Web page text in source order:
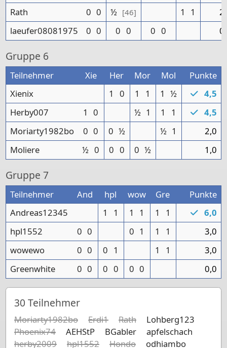
Rath
0 0 ½ [46] 1 1
laeufer08081975
0 0 0 0 0 0
Gruppe 6
Teilnehmer Xie Her Mor Mol
Punkte
Xienix
1 0 1 1 1 ½
4,5
Herby007
1 0 ½ 1 1 1
4,5
Moriarty1982bo
0 0 0 ½ ½ 1
2,0
Moliere
½ 0 0 0 0 ½ 1,0
Gruppe 7
Teilnehmer And hpl wow Gre
Punkte
Andreas12345
1 1 1 1 1 1
6,0
hpl1552
0 0 0 1 1 1
3,0
wowewo
0 0 0 1 1 1
3,0
Greenwhite
0 0 0 0 0 0 0,0
30 Teilnehmer
Moriarty1982bo Erdi1 Rath
Lohberg123
Phoenix74
AEHStP BGabler
apfelschach
herby2009
hpl1552 Hondo odhiambo